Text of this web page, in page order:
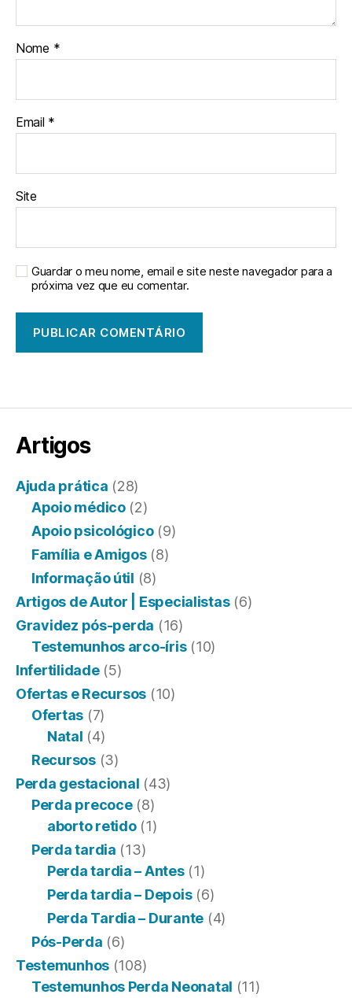
Nome *
Email *
Site
Guardar o meu nome, email e site neste navegador para a
próxima vez que eu comentar.
Artigos
Ajuda prática (28)
Apoio médico(2)
Apoio psicológico(9)
Família e Amigos(8)
Informação útil (8)
Artigos de Autor | Especialistas(6)
Gravidez pós-perda (16)
Testemunhos arco-íris(10)
Infertilidade(5)
Ofertas e Recursos (10)
Ofertas (7)
Natal (4)
Recursos(3)
Perda gestacional (43)
Perda precoce(8)
aborto retido(1)
Perda tardia (13)
Perda tardia – Antes(1)
Perda tardia – Depois(6)
Perda Tardia – Durante (4)
Pós-Perda (6)
Testemunhos (108)
Testemunhos Perda Neonatal (11)